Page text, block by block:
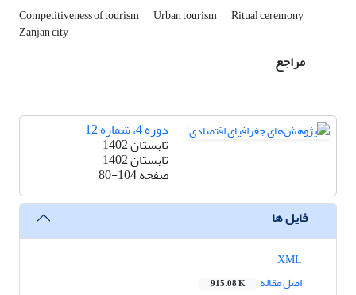
Competitiveness of tourism Urban tourism Ritual ceremony
Zanjan city
مراجع
دوره 4، شماره 12
تابستان 1402
تابستان 1402
صفحه80-104
فایل ها
اصل مقاله
915.08 K